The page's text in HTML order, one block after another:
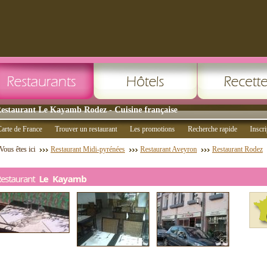
Le Kayamb Rodez - Cuisine française
de France Trouver un restaurant Les promotions Recherche rapide
Vous êtes ici Restaurant Midi-pyrénées Restaurant Aveyron Restaurant Rodez
Le Kayamb